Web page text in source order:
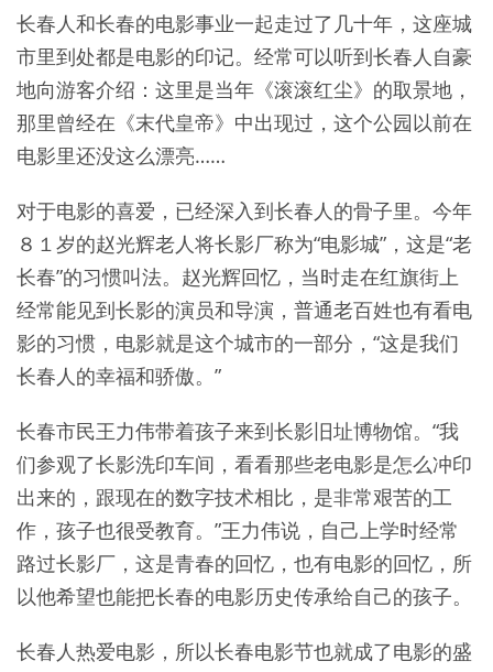
长春人和长春的电影事业一起走过了几十年，这座城
市里到处都是电影的印记。经常可以听到长春人自豪
地向游客介绍：这里是当年《滚滚红尘》的取景地，
那里曾经在《末代皇帝》中出现过，这个公园以前在
电影里还没这么漂亮……
对于电影的喜爱，已经深入到长春人的骨子里。今年
８１岁的赵光辉老人将长影厂称为“电影城”，这是“老
长春”的习惯叫法。赵光辉回忆，当时走在红旗街上
经常能见到长影的演员和导演，普通老百姓也有看电
影的习惯，电影就是这个城市的一部分，“这是我们
长春人的幸福和骄傲。”
长春市民王力伟带着孩子来到长影旧址博物馆。“我
们参观了长影洗印车间，看看那些老电影是怎么冲印
出来的，跟现在的数字技术相比，是非常艰苦的工
作，孩子也很受教育。”王力伟说，自己上学时经常
路过长影厂，这是青春的回忆，也有电影的回忆，所
以他希望也能把长春的电影历史传承给自己的孩子。
长春人热爱电影，所以长春电影节也就成了电影的盛